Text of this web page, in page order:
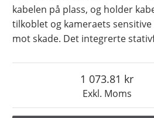
kabelen på plass, og holder
tilkoblet og kameraets
mot skade. Det integrerte
Exkl. Moms
1 073.81